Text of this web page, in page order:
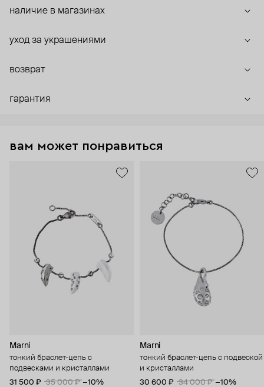
наличие в магазинах
уход за украшениями
возврат
гарантия
вам может понравиться
Marni
тонкий браслет-цепь с
подвесками и кристаллами
31 500 ₽
35 000 ₽ −10%
Marni
тонкий браслет-цепь с подвеской
и кристаллами
30 600 ₽
34 000 ₽ −10%